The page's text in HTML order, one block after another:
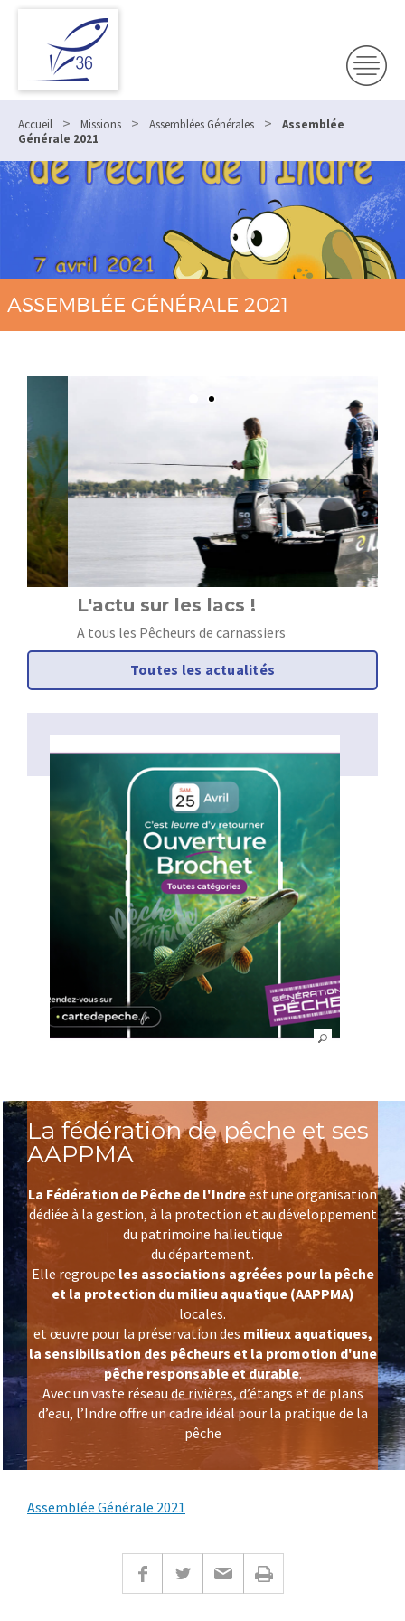
Accueil > Missions > Assemblées Générales >
Assemblée
Générale 2021
ASSEMBLÉE GÉNÉRALE 2021
L'actu sur les lacs !
A tous les Pêcheurs de carnassiers
Toutes les actualités
La fédération de pêche et ses
AAPPMA
La Fédération de Pêche de l'Indreest une organisation
dédiée à la gestion, à la protection et au développement
du patrimoine halieutique
du département.
Elle regroupe les associations agréées pour la pêche
et la protection du milieu aquatique (AAPPMA)
locales.
et œuvre pour la préservation des milieux aquatiques,
la sensibilisation des pêcheurs et la promotion d'une
pêche responsable et durable.
Avec un vaste réseau de rivières, d’étangs et de plans
d’eau, l’Indre offre un cadre idéal pour la pratique de la
pêche
Assemblée Générale 2021